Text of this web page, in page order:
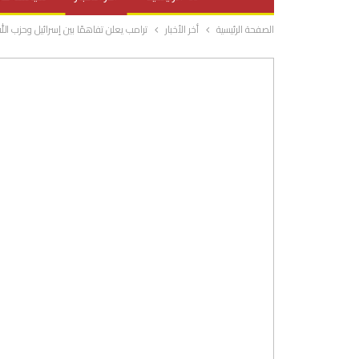
صحة وتغذية
المرأة والحياة الصفحة الرئيسية أخر الأخبار ترامب يعلن تفاهمًا بين إسرائيل وحزب